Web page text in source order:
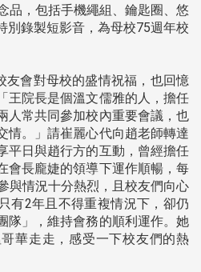
品，包括手機繩組、鑰匙圈、悠
別錄製短影音，為母校75週年校
會對母校的盛情祝福，也回憶
王院長是個溫文儒雅的人，擔任
人常共同參加校內重要會議，也
情。」請崔麗心代向趙老師轉達
平日與趙行方的互動，曾經擔任
會長龐婕的領導下運作順暢，每
與情況十分熱烈，且校友們向心
有2年且不得重複情況下，卻仍
隊」，維持會務的順利運作。她
華走走，感受一下校友們的熱